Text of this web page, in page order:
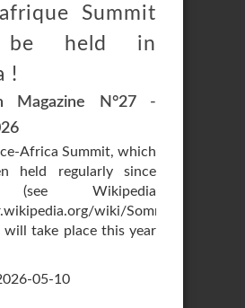
Summit
held in
!
Magazine N°27 -
Africa Summit, which
held regularly since
(see Wikipedia
wiki/Sommet_France-
will take place this year
05-10